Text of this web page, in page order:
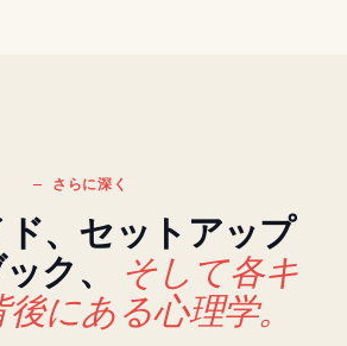
さらに深く
、セットアップ
ク、
そして各キ
にある心理学。